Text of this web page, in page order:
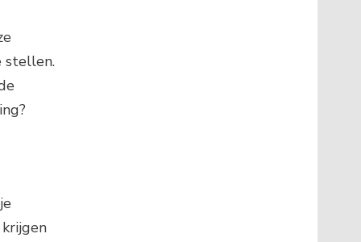
goede richting of heb je vragen over te nemen beslissingen e.d., schroom dan niet om ons je vragen te stellen.